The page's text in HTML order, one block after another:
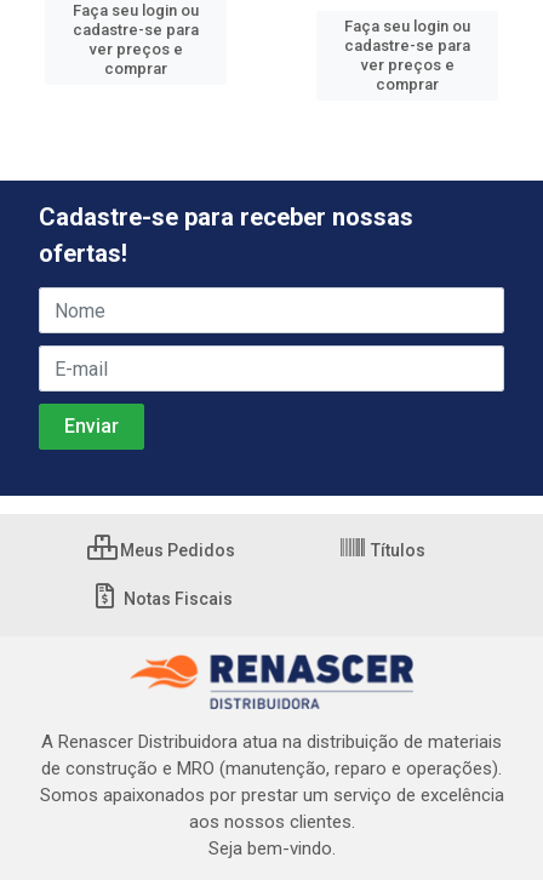
Faça seu login ou
cadastre-se para
ver preços e
comprar
Faça seu login ou
cadastre-se para
ver preços e
comprar
Cadastre-se para receber nossas
ofertas!
Meus Pedidos Títulos
Notas Fiscais
A Renascer Distribuidora atua na distribuição de materiais
de construção e MRO (manutenção, reparo e operações).
Somos apaixonados por prestar um serviço de excelência
aos nossos clientes.
Seja bem-vindo.